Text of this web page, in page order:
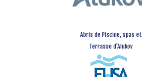
Abris de Piscine, spas et
Terrasse d’Alukov